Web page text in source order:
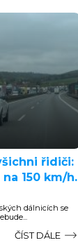
řidiči:
150 km/h.
dálnicích se
ČÍST DÁLE